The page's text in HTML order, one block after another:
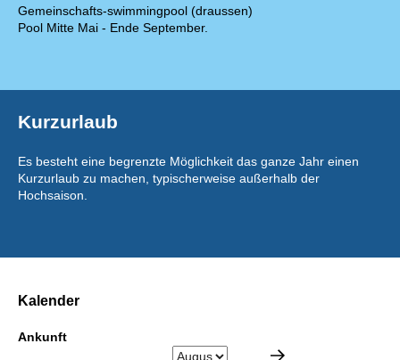
Gemeinschafts-swimmingpool (draussen)
Pool Mitte Mai - Ende September.
Kurzurlaub
Es besteht eine begrenzte Möglichkeit das ganze Jahr einen
Kurzurlaub zu machen, typischerweise außerhalb der
Hochsaison.
Kalender
Ankunft